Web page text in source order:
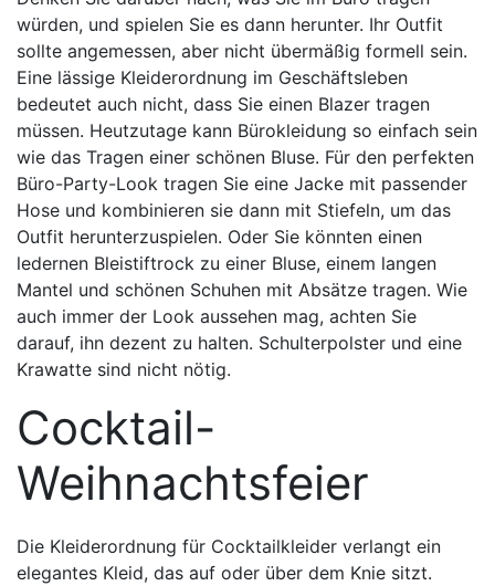
würden, und spielen Sie es dann herunter. Ihr Outfit
sollte angemessen, aber nicht übermäßig formell sein.
Eine lässige Kleiderordnung im Geschäftsleben
bedeutet auch nicht, dass Sie einen Blazer tragen
müssen. Heutzutage kann Bürokleidung so einfach sein
wie das Tragen einer schönen Bluse. Für den perfekten
Büro-Party-Look tragen Sie eine Jacke mit passender
Hose und kombinieren sie dann mit Stiefeln, um das
Outfit herunterzuspielen. Oder Sie könnten einen
ledernen Bleistiftrock zu einer Bluse, einem langen
Mantel und schönen Schuhen mit Absätze tragen. Wie
auch immer der Look aussehen mag, achten Sie
darauf, ihn dezent zu halten. Schulterpolster und eine
Krawatte sind nicht nötig.
Cocktail-
Weihnachtsfeier
Die Kleiderordnung für Cocktailkleider verlangt ein
elegantes Kleid, das auf oder über dem Knie sitzt.